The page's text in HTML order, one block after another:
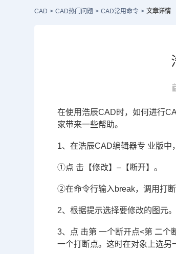
CAD > CAD热门问题 > CAD常用命令 > 文章详情
在使用浩辰CAD时，如何进行
家带来一些帮助。
1、在浩辰CAD编辑器专 业版中
①点 击【修改】–【断开】。
②在命令行输入break，调用打断
2、根据提示选择要修改的图元。
3、点 击第 一个断开点<第 二个
一个打断点。这时在对象上选另